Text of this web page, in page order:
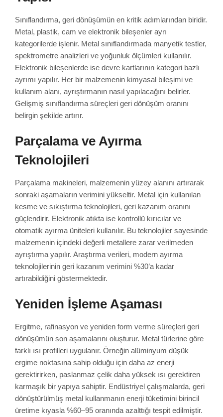
Sınıflandırma, geri dönüşümün en kritik adımlarından biridir.
Metal, plastik, cam ve elektronik bileşenler ayrı
kategorilerde işlenir. Metal sınıflandırmada manyetik testler,
spektrometre analizleri ve yoğunluk ölçümleri kullanılır.
Elektronik bileşenlerde ise devre kartlarının kategori bazlı
ayrımı yapılır. Her bir malzemenin kimyasal bileşimi ve
kullanım alanı, ayrıştırmanın nasıl yapılacağını belirler.
Gelişmiş sınıflandırma süreçleri geri dönüşüm oranını
belirgin şekilde artırır.
Parçalama ve Ayırma
Teknolojileri
Parçalama makineleri, malzemenin yüzey alanını artırarak
sonraki aşamaların verimini yükseltir. Metal için kullanılan
kesme ve sıkıştırma teknolojileri, geri kazanım oranını
güçlendirir. Elektronik atıkta ise kontrollü kırıcılar ve
otomatik ayırma üniteleri kullanılır. Bu teknolojiler sayesinde
malzemenin içindeki değerli metallere zarar verilmeden
ayrıştırma yapılır. Araştırma verileri, modern ayırma
teknolojilerinin geri kazanım verimini %30’a kadar
artırabildiğini göstermektedir.
Yeniden İşleme Aşaması
Ergitme, rafinasyon ve yeniden form verme süreçleri geri
dönüşümün son aşamalarını oluşturur. Metal türlerine göre
farklı ısı profilleri uygulanır. Örneğin alüminyum düşük
ergime noktasına sahip olduğu için daha az enerji
gerektirirken, paslanmaz çelik daha yüksek ısı gerektiren
karmaşık bir yapıya sahiptir. Endüstriyel çalışmalarda, geri
dönüştürülmüş metal kullanmanın enerji tüketimini birincil
üretime kıyasla %60–95 oranında azalttığı tespit edilmiştir.